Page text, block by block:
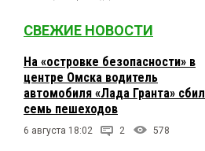
СВЕЖИЕ НОВОСТИ
На «островке безопасности» в
центре Омска водитель
автомобиля «Лада Гранта» сбил
семь пешеходов
6 августа 18:02 2 578